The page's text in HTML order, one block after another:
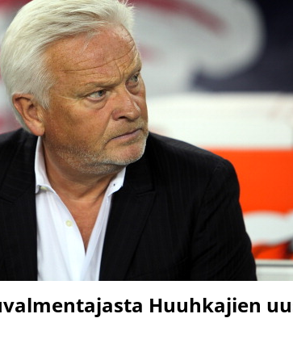
Huuhkajien